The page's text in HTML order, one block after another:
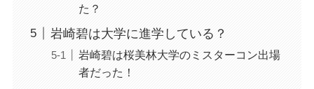
た？
岩崎碧は大学に進学している？
岩崎碧は桜美林大学のミスターコン出場
者だった！